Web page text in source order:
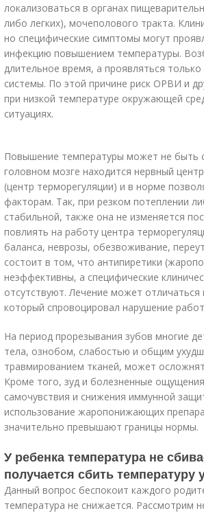
локализоваться в органах
либо легких), мочеполового тракта.
но специфические симптомы могут
инфекцию повышением температуры.
длительное время, а проявляться
системы. По этой причине риск ОРВИ и
при низкой температуре окружающей
ситуациях.
Повышение температуры может не быть
головном мозге находится нервный
(центр терморегуляции) и в норме
факторам. Так, при резком потеплении
стабильной, также она не изменяется
повлиять на работу центра
баланса, неврозы, обезвоживание,
состоит в том, что антипиретики
неэффективны, а специфические
отсутствуют. Лечение может
который спровоцировал нарушение
На период прорезывания зубов многие
тела, ознобом, слабостью и общим
травмированием тканей, может
Кроме того, зуд и болезненные
самочувствия и снижения иммунной
использование жаропонижающих
значительно превышают границы нормы.
У ребенка температура не
получается сбить температуру
Данный вопрос беспокоит каждого
температура не снижается. Рассмотрим